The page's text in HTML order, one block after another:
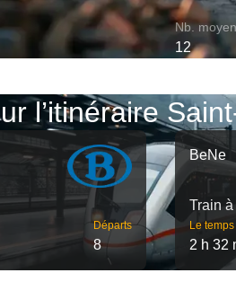
Nb.
12
l’itinéraire
Départs
8
BeNe
Train
Le
2 h 32